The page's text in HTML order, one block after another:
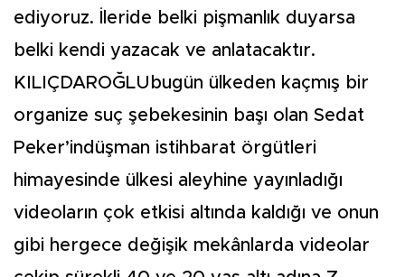
ediyoruz. İleride belki pişmanlık duyarsa
belki kendi yazacak ve anlatacaktır.
KILIÇDAROĞLUbugün ülkeden kaçmış bir
organize suç şebekesinin başı olan Sedat
Peker’indüşman istihbarat örgütleri
himayesinde ülkesi aleyhine yayınladığı
videoların çok etkisi altında kaldığı ve onun
gibi hergece değişik mekânlarda videolar